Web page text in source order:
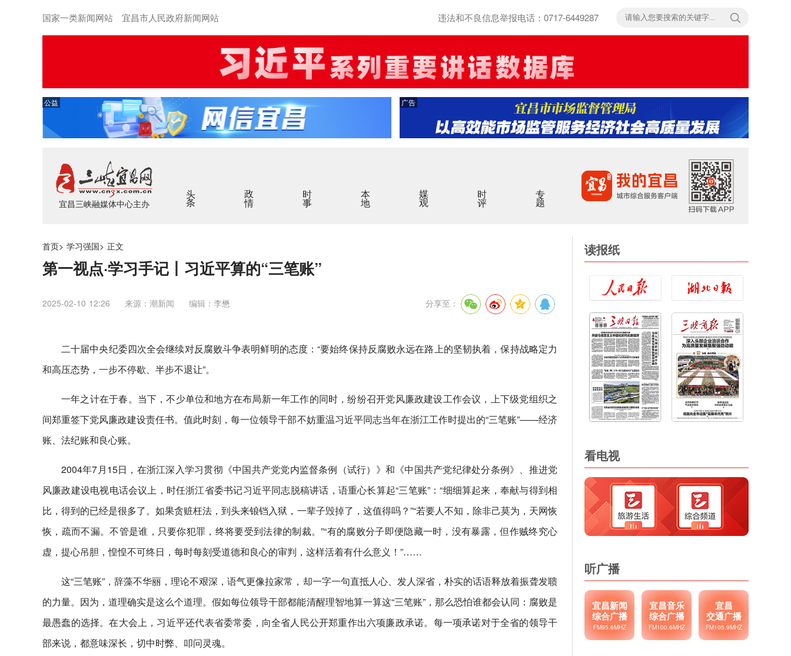
国家一类新闻网站 宜昌市人民政府新闻网站 违法和不良信息举报电话：0717-6449287
公益 广告
宜昌三峡融媒体中心主办
头条 政情 时事 本地 媒观 时评 专题
首页> 学习强国> 正文
第一视点·学习手记丨习近平算的“三笔账”
2025-02-10 12:26 来源：潮新闻 编辑：李懋 分享至：
二十届中央纪委四次全会继续对反腐败斗争表明鲜明的态度：“要始终保持反腐败永远在路上的坚韧执着，保持战略定力
和高压态势，一步不停歇、半步不退让”。
一年之计在于春。当下，不少单位和地方在布局新一年工作的同时，纷纷召开党风廉政建设工作会议，上下级党组织之
间郑重签下党风廉政建设责任书。值此时刻，每一位领导干部不妨重温习近平同志当年在浙江工作时提出的“三笔账”——经济
账、法纪账和良心账。
2004年7月15日，在浙江深入学习贯彻《中国共产党党内监督条例（试行）》和《中国共产党纪律处分条例》、推进党
风廉政建设电视电话会议上，时任浙江省委书记习近平同志脱稿讲话，语重心长算起“三笔账”：“细细算起来，奉献与得到相
比，得到的已经是很多了。如果贪赃枉法，到头来锒铛入狱，一辈子毁掉了，这值得吗？”“若要人不知，除非己莫为，天网恢
恢，疏而不漏。不管是谁，只要你犯罪，终将要受到法律的制裁。”“有的腐败分子即便隐藏一时，没有暴露，但作贼终究心
虚，提心吊胆，惶惶不可终日，每时每刻受道德和良心的审判，这样活着有什么意义！”……
这“三笔账”，辞藻不华丽，理论不艰深，语气更像拉家常，却一字一句直抵人心、发人深省，朴实的话语释放着振聋发聩
的力量。因为，道理确实是这么个道理。假如每位领导干部都能清醒理智地算一算这“三笔账”，那么恐怕谁都会认同：腐败是
最愚蠢的选择。在大会上，习近平还代表省委常委，向全省人民公开郑重作出六项廉政承诺。每一项承诺对于全省的领导干
部来说，都意味深长，切中时弊、叩问灵魂。
读报纸
看电视
听广播
宜昌新闻
综合广播
FM95.6MHZ
宜昌音乐
综合广播
FM100.6MHZ
宜昌
交通广播
FM105.9MHZ